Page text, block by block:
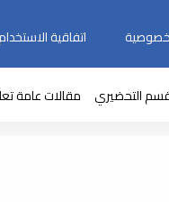
اتفاقية الاستخدام
التحضيري مقالات عامة